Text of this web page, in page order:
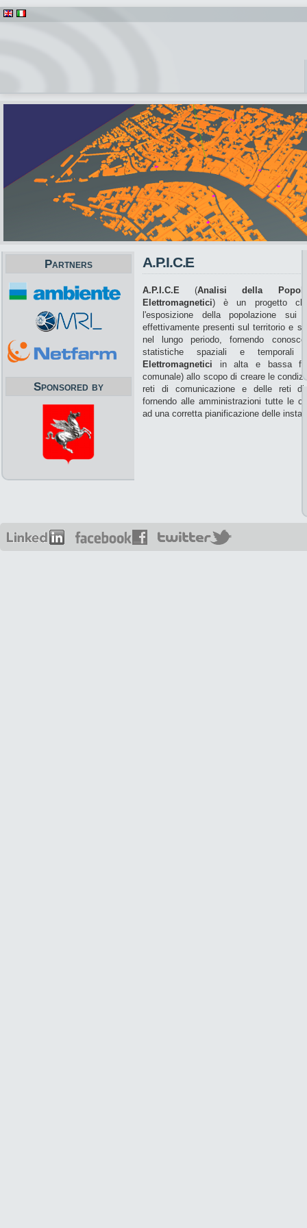
Partners
Sponsored by
A.P.I.C.E
A.P.I.C.E (Analisi della
Elettromagnetici) è un progetto
l'esposizione della popolazione sui
effettivamente presenti sul territorio e
nel lungo periodo, fornendo
statistiche spaziali e
Elettromagnetici in alta e bassa
comunale) allo scopo di creare le
reti di comunicazione e delle reti di
fornendo alle amministrazioni tutte le
ad una corretta pianificazione delle